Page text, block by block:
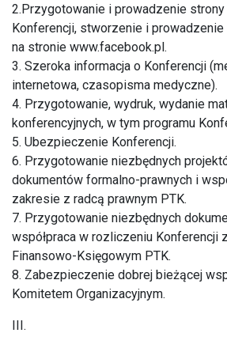
2.Przygotowanie i prowadzenie
Konferencji, stworzenie i
na stronie www.facebook.pl.
3. Szeroka informacja o Konferencji
internetowa, czasopisma medyczne).
4. Przygotowanie, wydruk, wydanie
konferencyjnych, w tym programu
5. Ubezpieczenie Konferencji.
6. Przygotowanie niezbędnych
dokumentów formalno-prawnych i
zakresie z radcą prawnym PTK.
7. Przygotowanie niezbędnych
współpraca w rozliczeniu Konferencji
Finansowo-Księgowym PTK.
8. Zabezpieczenie dobrej bieżącej
Komitetem Organizacyjnym.
III.